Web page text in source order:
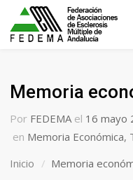
Memoria
Por FEDEMA el 16 mayo
en Memoria Económica,
Inicio
Memoria